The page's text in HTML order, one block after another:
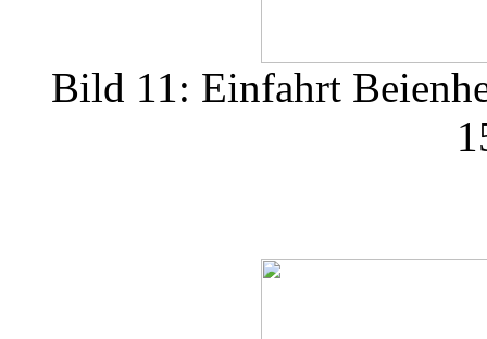
Bild 11: Einfahrt